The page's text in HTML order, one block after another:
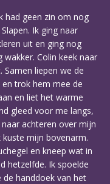
had geen zin om nog
Ik ging naar
uit en ging nog
Colin keek naar
liepen we de
trok hem mee de
en liet het warme
gleed voor me langs,
achteren over mijn
mijn bovenarm.
en kneep wat in
hetzelfde. Ik spoelde
handdoek van het